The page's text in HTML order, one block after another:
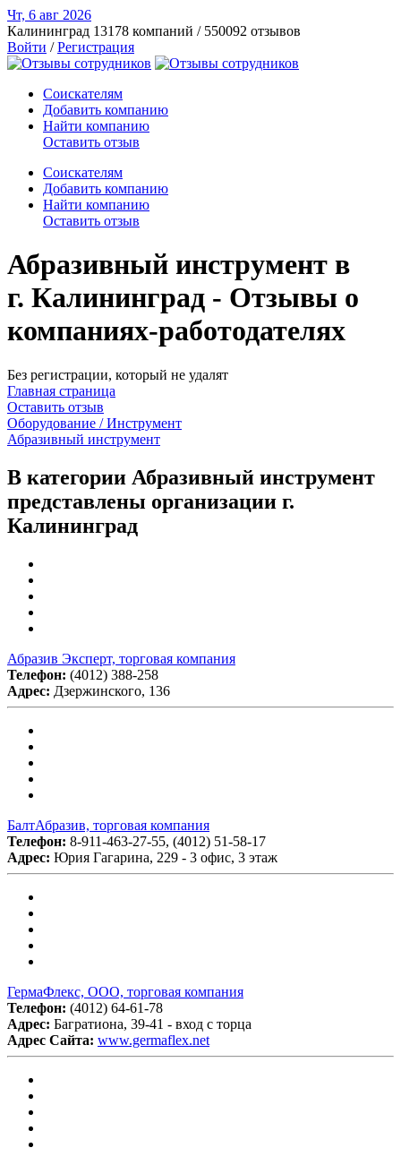
Чт, 6 авг 2026
Калининград 13178 компаний / 550092 отзывов
Войти /Регистрация
Соискателям
Добавить компанию
Найти компанию
Оставить отзыв
Соискателям
Добавить компанию
Найти компанию
Оставить отзыв
Абразивный инструмент в
г. Калининград - Отзывы о
компаниях-работодателях
Без регистрации, который не удалят
Главная страница
Оставить отзыв
Оборудование / Инструмент
Абразивный инструмент
В категории Абразивный инструмент
представлены организации г.
Калининград
Абразив Эксперт, торговая компания
Телефон: (4012) 388-258
Адрес: Дзержинского, 136
БалтАбразив, торговая компания
Телефон: 8-911-463-27-55, (4012) 51-58-17
Адрес: Юрия Гагарина, 229 - 3 офис, 3 этаж
ГермаФлекс, ООО, торговая компания
Телефон: (4012) 64-61-78
Адрес: Багратиона, 39-41 - вход с торца
Адрес Сайта: www.germaflex.net